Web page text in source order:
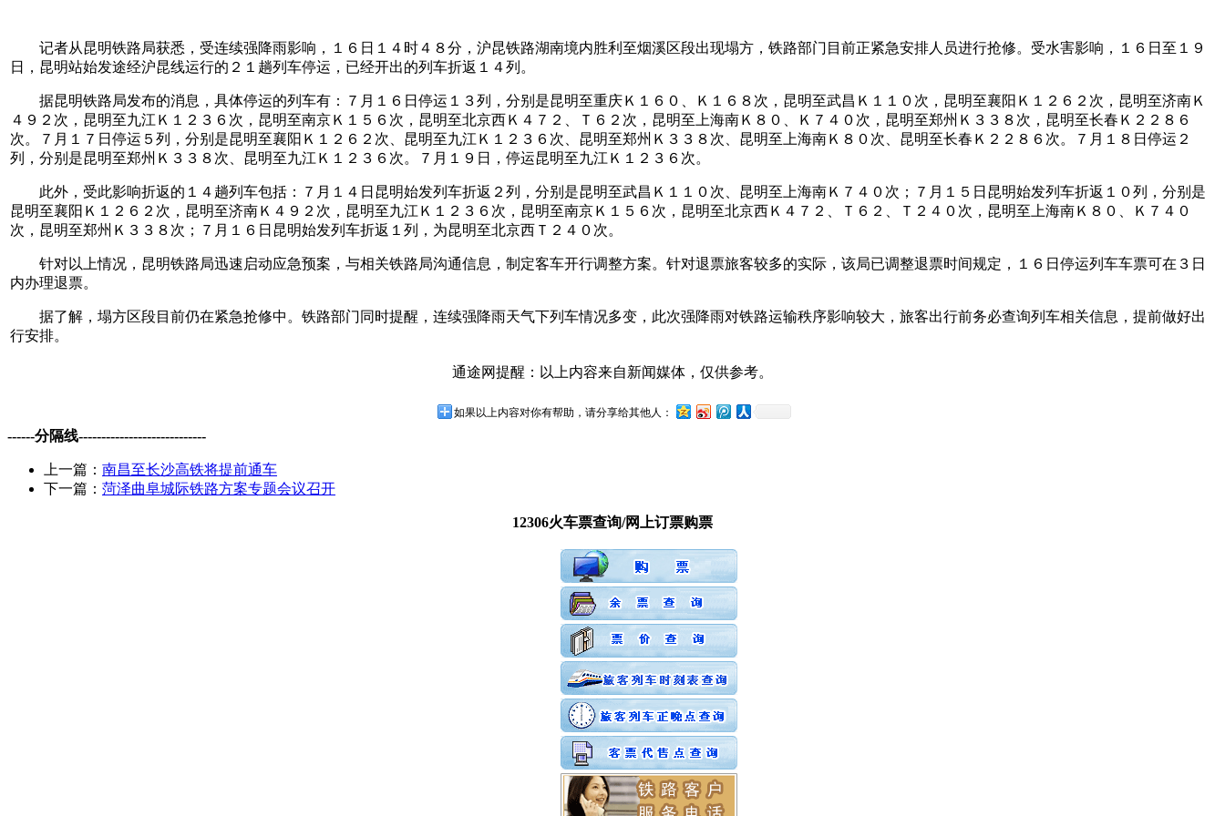
记者从昆明铁路局获悉，受连续强降雨影响，１６日１４时４８分，沪昆铁路湖南境内胜利至烟溪区段出现塌方，铁路部门目前正紧急安排人员进行抢修。受水害影响，１６日至１９
日，昆明站始发途经沪昆线运行的２１趟列车停运，已经开出的列车折返１４列。
据昆明铁路局发布的消息，具体停运的列车有：７月１６日停运１３列，分别是昆明至重庆Ｋ１６０、Ｋ１６８次，昆明至武昌Ｋ１１０次，昆明至襄阳Ｋ１２６２次，昆明至济南Ｋ
４９２次，昆明至九江Ｋ１２３６次，昆明至南京Ｋ１５６次，昆明至北京西Ｋ４７２、Ｔ６２次，昆明至上海南Ｋ８０、Ｋ７４０次，昆明至郑州Ｋ３３８次，昆明至长春Ｋ２２８６
次。７月１７日停运５列，分别是昆明至襄阳Ｋ１２６２次、昆明至九江Ｋ１２３６次、昆明至郑州Ｋ３３８次、昆明至上海南Ｋ８０次、昆明至长春Ｋ２２８６次。７月１８日停运２
列，分别是昆明至郑州Ｋ３３８次、昆明至九江Ｋ１２３６次。７月１９日，停运昆明至九江Ｋ１２３６次。
此外，受此影响折返的１４趟列车包括：７月１４日昆明始发列车折返２列，分别是昆明至武昌Ｋ１１０次、昆明至上海南Ｋ７４０次；７月１５日昆明始发列车折返１０列，分别是
昆明至襄阳Ｋ１２６２次，昆明至济南Ｋ４９２次，昆明至九江Ｋ１２３６次，昆明至南京Ｋ１５６次，昆明至北京西Ｋ４７２、Ｔ６２、Ｔ２４０次，昆明至上海南Ｋ８０、Ｋ７４０
次，昆明至郑州Ｋ３３８次；７月１６日昆明始发列车折返１列，为昆明至北京西Ｔ２４０次。
针对以上情况，昆明铁路局迅速启动应急预案，与相关铁路局沟通信息，制定客车开行调整方案。针对退票旅客较多的实际，该局已调整退票时间规定，１６日停运列车车票可在３日
内办理退票。
据了解，塌方区段目前仍在紧急抢修中。铁路部门同时提醒，连续强降雨天气下列车情况多变，此次强降雨对铁路运输秩序影响较大，旅客出行前务必查询列车相关信息，提前做好出
行安排。
通途网提醒：以上内容来自新闻媒体，仅供参考。
如果以上内容对你有帮助，请分享给其他人：
------分隔线----------------------------
上一篇： 南昌至长沙高铁将提前通车
下一篇： 菏泽曲阜城际铁路方案专题会议召开
12306火车票查询/网上订票购票